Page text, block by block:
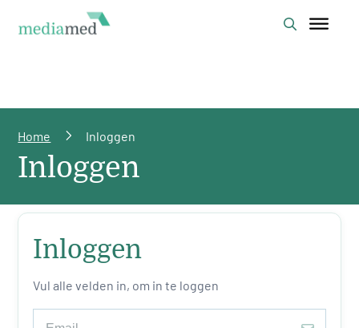
Home Inloggen
Inloggen
Inloggen
Vul alle velden in, om in te loggen